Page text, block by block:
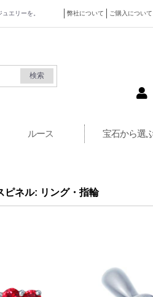
エリーを。 弊社について ご購入について
検索
ルース 宝石から選
ピネル: リング・指輪